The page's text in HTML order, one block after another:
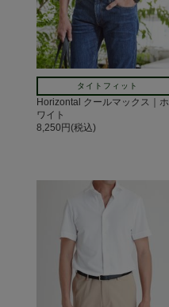
タイトフィット
Horizontal クールマックス｜ホ
ワイト
8,250円(税込)